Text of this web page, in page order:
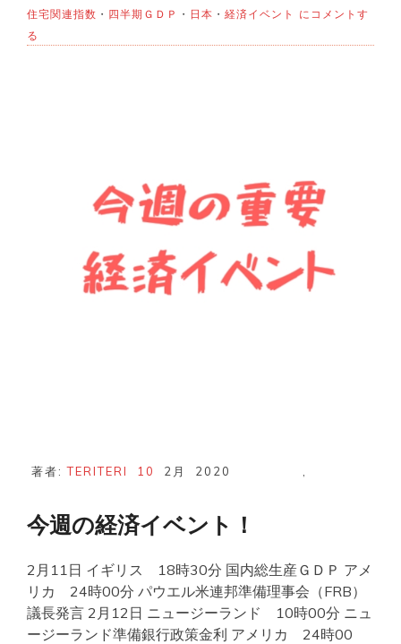
住宅関連指数 ・ 四半期ＧＤＰ ・ 日本 ・ 経済イベント
今
週
にコメントす
る
著者:TERITERI 10 2月 2020
今週の経済イベント！
2月11日 イギリス 18時30分 国内総生産ＧＤＰ アメ
リカ 24時00分 パウエル米連邦準備理事会（FRB）
議長発言 2月12日 ニュージーランド 10時00分 ニュ
ージーランド準備銀行政策金利 アメリカ 24時00